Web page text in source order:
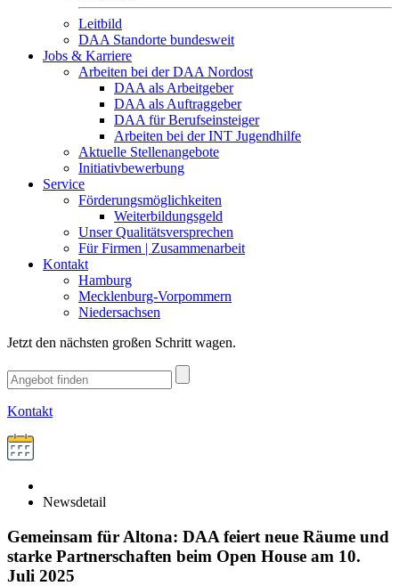
Leitbild
DAA Standorte bundesweit
Jobs & Karriere
Arbeiten bei der DAA Nordost
DAA als Arbeitgeber
DAA als Auftraggeber
DAA für Berufseinsteiger
Arbeiten bei der INT Jugendhilfe
Aktuelle Stellenangebote
Initiativbewerbung
Service
Förderungsmöglichkeiten
Weiterbildungsgeld
Unser Qualitätsversprechen
Für Firmen | Zusammenarbeit
Kontakt
Hamburg
Mecklenburg-Vorpommern
Niedersachsen
Jetzt den nächsten großen Schritt wagen.
Kontakt
Newsdetail
Gemeinsam für Altona: DAA feiert neue Räume und
starke Partnerschaften beim Open House am 10.
Juli 2025